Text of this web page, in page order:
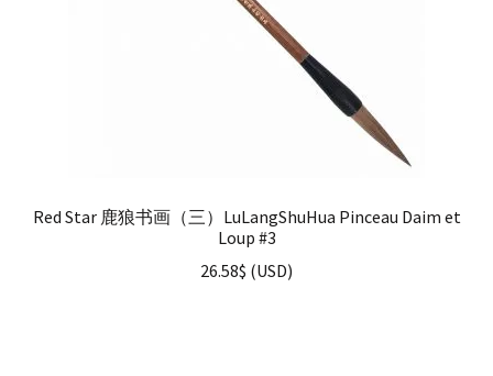
Red Star 鹿狼书画（三）LuLangShuHua Pinceau Daim et
Loup #3
26.58$ (USD)